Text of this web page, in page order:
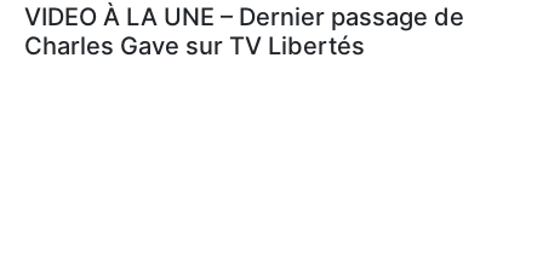
VIDEO À LA UNE – Dernier passage de
Charles Gave sur TV Libertés